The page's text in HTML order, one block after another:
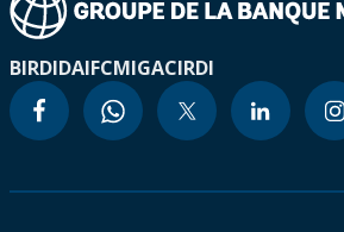
BIRDIDAIFCMIGACIRDI